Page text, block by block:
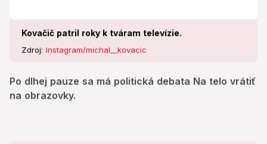
Kovačič patril roky k tváram televízie.
Zdroj: Instagram/michal__kovacic
Po dlhej pauze sa má politická debata Na telo vrátiť
na obrazovky.